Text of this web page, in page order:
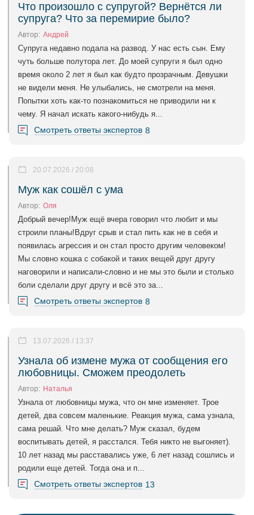
Что произошло с супругой? Вернётся ли
супруга? Что за перемирие было?
Автор: Андрей
Супруга недавно подала на развод. У нас есть сын. Ему
чуть больше полутора лет. До моей супруги я был одно
время около 2 лет я был как будто прозрачным. Девушки
не видели меня. Не улыбались, не смотрели на меня.
Попытки хоть как-то познакомиться не приводили ни к
чему. Я начал искать какого-нибудь я...
Смотреть ответы экспертов 8
Муж как сошёл с ума
20.07.2026 / 20:08
Автор: Оля
Добрый вечер!Муж ещё вчера говорил что любит и мы
строили планы!Вдруг срыв и стал пить как не в себя и
появилась агрессия и он стал просто другим человеком!
Мы словно кошка с собакой и таких вещей друг другу
наговорили и написали-словно и не мы это были и столько
боли сделали друг другу и всё это за...
Смотреть ответы экспертов 8
Узнала об измене мужа от сообщения его
любовницы. Сможем преодолеть
13.07.2026 / 13:37
Автор: Наталья
Узнала от любовницы мужа, что он мне изменяет. Трое
детей, два совсем маленькие. Реакция мужа, сама узнала,
сама решай. Что мне делать? Муж сказал, будем
воспитывать детей, я расстался. Тебя никто не выгоняет).
10 лет назад мы расставались уже, 6 лет назад сошлись и
родили еще детей. Тогда она и п...
Смотреть ответы экспертов 13